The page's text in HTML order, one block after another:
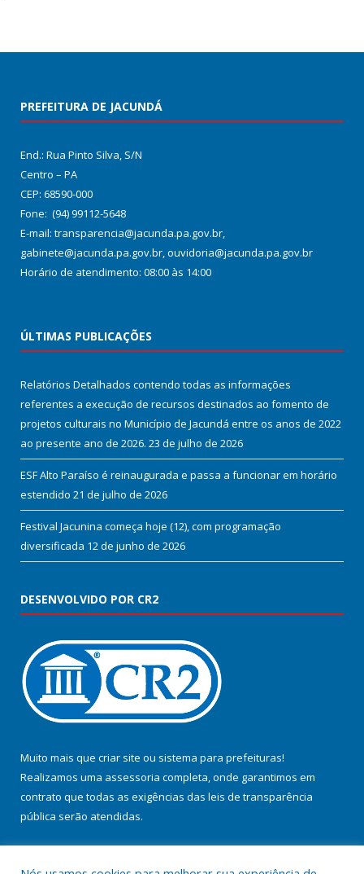
PREFEITURA DE JACUNDÁ
End.: Rua Pinto Silva, S/N
Centro – PA
CEP: 68590-000
Fone: (94) 99112-5648
E-mail: transparencia@jacunda.pa.gov.br,
gabinete@jacunda.pa.gov.br, ouvidoria@jacunda.pa.gov.br
Horário de atendimento: 08:00 às 14:00
ÚLTIMAS PUBLICAÇÕES
Relatórios Detalhados contendo todas as informações
referentes a execução de recursos destinados ao fomento de
projetos culturais no Município de Jacundá entre os anos de 2022
ao presente ano de 2026. 23 de julho de 2026
ESF Alto Paraíso é reinaugurada e passa a funcionar em horário
estendido 21 de julho de 2026
Festival Jacunina começa hoje (12), com programação
diversificada 12 de junho de 2026
DESENVOLVIDO POR CR2
Muito mais que criar site ou sistema para prefeituras!
Realizamos uma assessoria completa, onde garantimos em
contrato que todas as exigências das leis de transparência
pública serão atendidas.